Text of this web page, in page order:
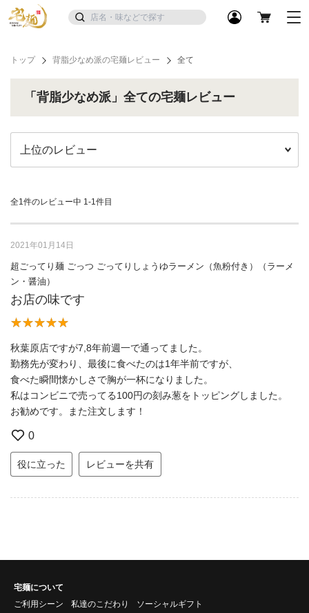
トップ 背脂少なめ派の宅麺レビュー 全て
「背脂少なめ派」全ての宅麺レビュー
全1件のレビュー中 1-1件目
2021年01月14日
超ごってり麺 ごっつ ごってりしょうゆラーメン（魚粉付き）（ラーメ
ン・醤油）
お店の味です
秋葉原店ですが7,8年前週一で通ってました。
勤務先が変わり、最後に食べたのは1年半前ですが、
食べた瞬間懐かしさで胸が一杯になりました。
私はコンビニで売ってる100円の刻み葱をトッピングしました。
お勧めです。また注文します！
0
役に立った レビューを共有
宅麺について
ご利用シーン
私達のこだわり ソーシャルギフト